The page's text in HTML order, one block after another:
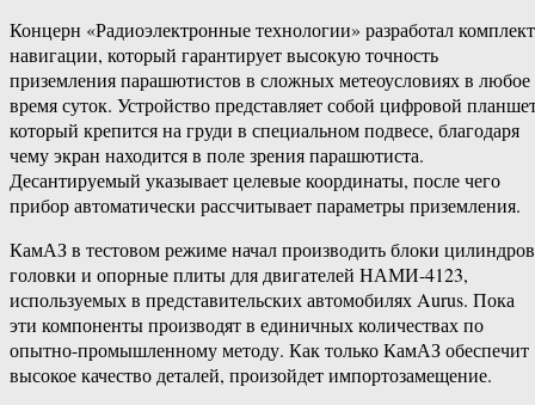
Концерн «Радиоэлектронные технологии» разработал комплект
навигации, который гарантирует высокую точность
приземления парашютистов в сложных метеоусловиях в любое
время суток. Устройство представляет собой цифровой
который крепится на груди в специальном подвесе, благодаря
чему экран находится в поле зрения парашютиста.
Десантируемый указывает целевые координаты, после чего
прибор автоматически рассчитывает параметры приземления.
КамАЗ в тестовом режиме начал производить блоки
головки и опорные плиты для двигателей НАМИ-4123,
используемых в представительских автомобилях Aurus. Пока
эти компоненты производят в единичных количествах по
опытно-промышленному методу. Как только КамАЗ обеспечит
высокое качество деталей, произойдет импортозамещение.